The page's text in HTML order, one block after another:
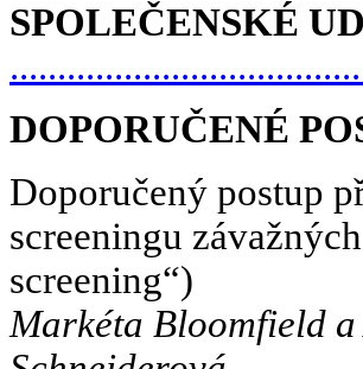
SPOLEČENSKÉ
DOPORUČENÉ
Doporučený postup
screeningu
screening“)
Markéta Bloomfield